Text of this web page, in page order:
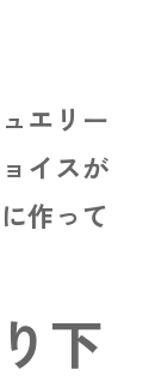
エリー
イスが
作って
下